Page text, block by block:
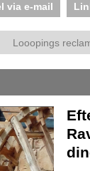
via e-mail
Looopings